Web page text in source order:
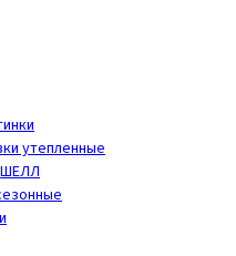
утепленные